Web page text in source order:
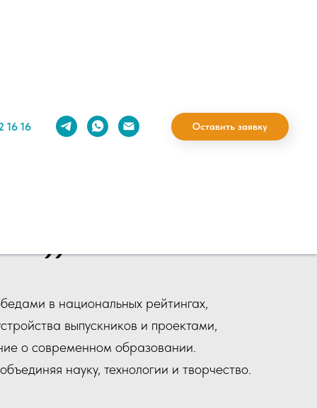
16 16 Оставить заявку
в национальных рейтингах,
выпускников и проектами,
о современном образовании.
науку, технологии и творчество.